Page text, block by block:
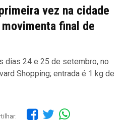
vez na cidade
final de
dias 24 e 25 de setembro, no
Shopping; entrada é 1 kg de